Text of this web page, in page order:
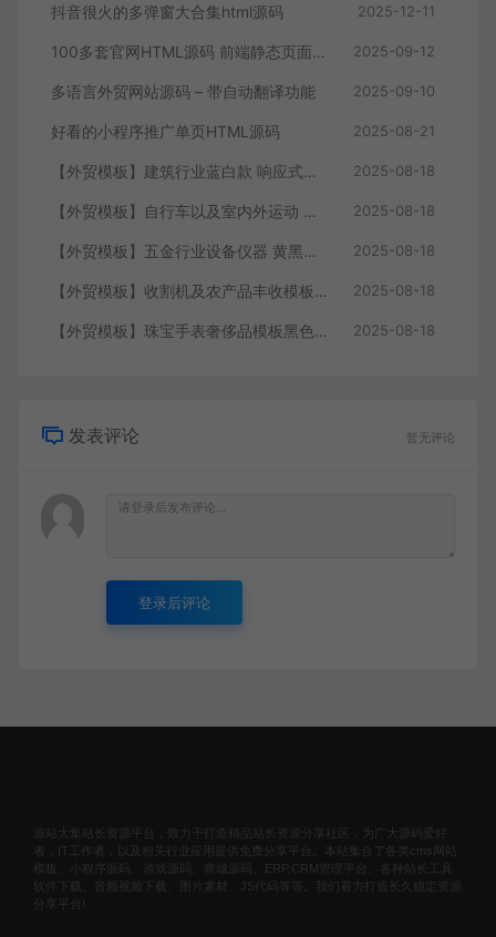
抖音很火的多弹窗大合集html源码 2025-12-11
100多套官网HTML源码 前端静态页面源码 2025-09-12
多语言外贸网站源码 – 带自动翻译功能 2025-09-10
好看的小程序推广单页HTML源码 2025-08-21
【外贸模板】建筑行业蓝白款 响应式模板静态html文件 2025-08-18
【外贸模板】自行车以及室内外运动 黑灰 响应式模板静态html文件 2025-08-18
【外贸模板】五金行业设备仪器 黄黑款 响应式模板静态html文件 2025-08-18
【外贸模板】收割机及农产品丰收模板 绿色 响应式模板静态html文件 2025-08-18
【外贸模板】珠宝手表奢侈品模板黑色 响应式模板静态html文件 2025-08-18
发表评论 暂无评论
登录后评论
源站大集站长资源平台，致力于打造精品站长资源分享社区，为广大源码爱好
者，IT工作者，以及相关行业应用提供免费分享平台。本站集合了各类cms网站
模板、小程序源码、游戏源码、商城源码、ERP,CRM管理平台、各种站长工具
软件下载、音频视频下载、图片素材、JS代码等等。我们着力打造长久稳定资源
分享平台!